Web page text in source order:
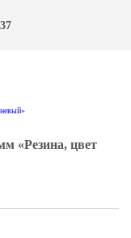
«Резина, цвет